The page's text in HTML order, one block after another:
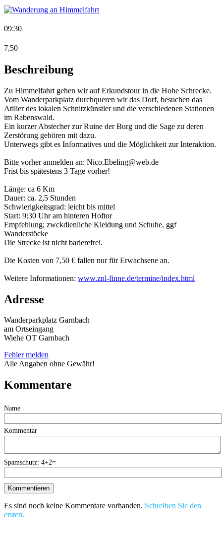
09:30
7,50
Beschreibung
Zu Himmelfahrt gehen wir auf Erkundstour in die Hohe Schrecke.
Vom Wanderparkplatz durchqueren wir das Dorf, besuchen das
Atilier des lokalen Schnitzkünstler und die verschiedenen Stationen
im Rabenswald.
Ein kurzer Abstecher zur Ruine der Burg und die Sage zu deren
Zerstörung gehören mit dazu.
Unterwegs gibt es Informatives und die Möglichkeit zur Interaktion.
Bitte vorher anmelden an: Nico.Ebeling@web.de
Frist bis spätestens 3 Tage vorher!
Länge: ca 6 Km
Dauer: ca. 2,5 Stunden
Schwierigkeitsgrad: leicht bis mittel
Start: 9:30 Uhr am hinteren Hoftor
Empfehlung; zwckdienliche Kleidung und Schuhe, ggf
Wanderstöcke
Die Strecke ist nicht barierefrei.
Die Kosten von 7,50 € fallen nur für Erwachsene an.
Weitere Informationen: www.znl-finne.de/termine/index.html
Adresse
Wanderparkplatz Garnbach
am Ortseingang
Wiehe OT Garnbach
Fehler melden
Alle Angaben ohne Gewähr!
Kommentare
Name
Kommentar
Spamschutz: 4+2=
Es sind noch keine Kommentare vorhanden. Schreiben Sie den
ersten.